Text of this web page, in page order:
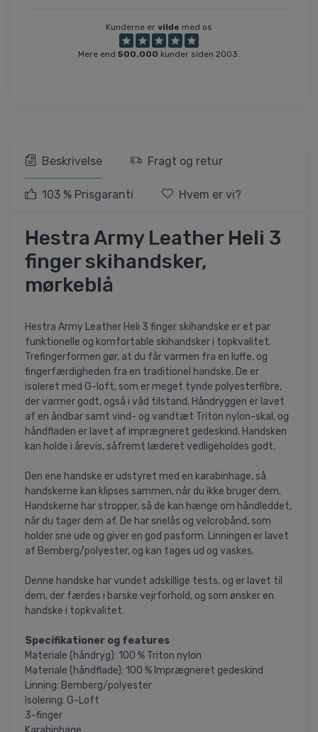
Kunderne er vilde med os
Mere end 500.000 kunder siden 2003.
Beskrivelse Fragt og retur
103 % Prisgaranti Hvem er vi?
Hestra Army Leather Heli 3
finger skihandsker,
mørkeblå
Hestra Army Leather Heli 3 finger skihandske er et par
funktionelle og komfortable skihandsker i topkvalitet.
Trefingerformen gør, at du får varmen fra en luffe, og
fingerfærdigheden fra en traditionel handske. De er
isoleret med G-loft, som er meget tynde polyesterfibre,
der varmer godt, også i våd tilstand. Håndryggen er lavet
af en åndbar samt vind- og vandtæt Triton nylon-skal, og
håndfladen er lavet af imprægneret gedeskind. Handsken
kan holde i årevis, såfremt læderet vedligeholdes godt.
Den ene handske er udstyret med en karabinhage, så
handskerne kan klipses sammen, når du ikke bruger dem.
Handskerne har stropper, så de kan hænge om håndleddet,
når du tager dem af. De har snelås og velcrobånd, som
holder sne ude og giver en god pasform. Linningen er lavet
af Bemberg/polyester, og kan tages ud og vaskes.
Denne handske har vundet adskillige tests, og er lavet til
dem, der færdes i barske vejrforhold, og som ønsker en
handske i topkvalitet.
Specifikationer og features
Materiale (håndryg): 100 % Triton nylon
Materiale (håndflade): 100 % Imprægneret gedeskind
Linning: Bemberg/polyester
Isolering: G-Loft
3-finger